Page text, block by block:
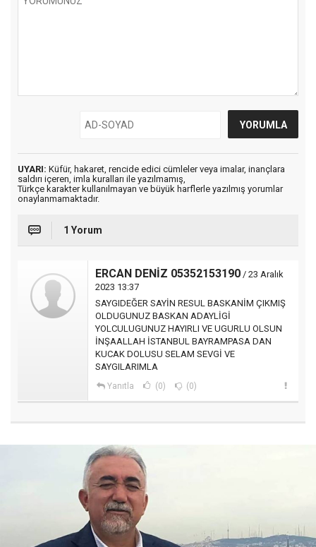
UYARI: Küfür, hakaret, rencide edici cümleler veya imalar, inançlara
saldırı içeren, imla kuralları ile yazılmamış,
Türkçe karakter kullanılmayan ve büyük harflerle yazılmış yorumlar
onaylanmamaktadır.
1 Yorum
ERCAN DENİZ 05352153190 / 23 Aralık
2023 13:37
SAYGIDEĞER SAYİN RESUL BASKANİM ÇIKMIŞ
OLDUGUNUZ BASKAN ADAYLİGİ
YOLCULUGUNUZ HAYIRLI VE UGURLU OLSUN
İNŞAALLAH İSTANBUL BAYRAMPASA DAN
KUCAK DOLUSU SELAM SEVGİ VE
SAYGILARIMLA
Yanıtla (0) (0)